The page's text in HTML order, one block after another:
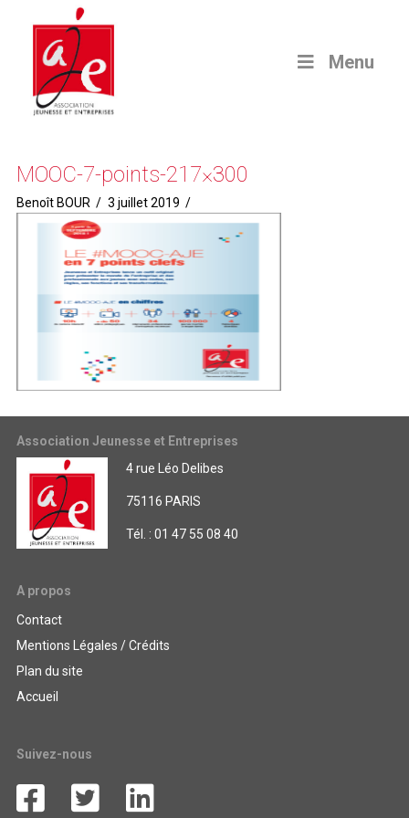
Menu
MOOC-7-points-217×300
Benoît BOUR 3 juillet 2019
Association Jeunesse et Entreprises
4 rue Léo Delibes
75116 PARIS
Tél. : 01 47 55 08 40
A propos
Contact
Mentions Légales / Crédits
Plan du site
Accueil
Suivez-nous